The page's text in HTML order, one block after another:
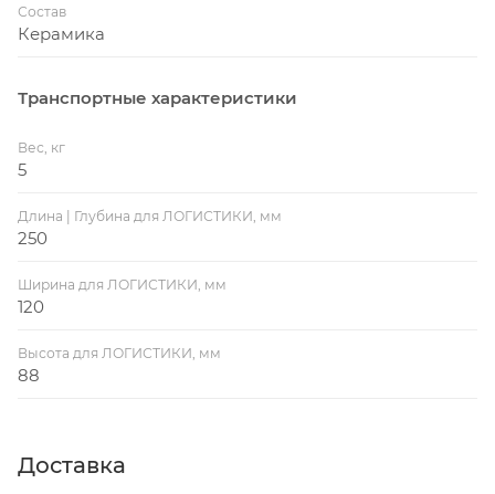
Состав
Керамика
Транспортные характеристики
Вес, кг
5
Длина | Глубина для ЛОГИСТИКИ, мм
250
Ширина для ЛОГИСТИКИ, мм
120
Высота для ЛОГИСТИКИ, мм
88
Доставка